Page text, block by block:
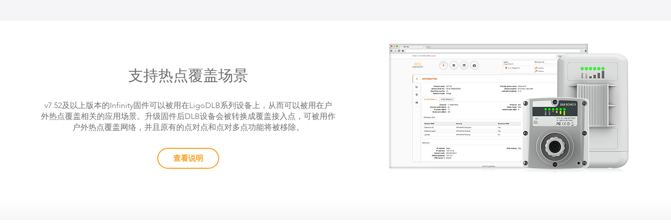
支持热点覆盖场景
v7.52及以上版本的Infinity固件可以被用在LigoDLB系列设备上，从而可以被用在户
外热点覆盖相关的应用场景。升级固件后DLB设备会被转换成覆盖接入点，可被用作
户外热点覆盖网络，并且原有的点对点和点对多点功能将被移除。
查看说明